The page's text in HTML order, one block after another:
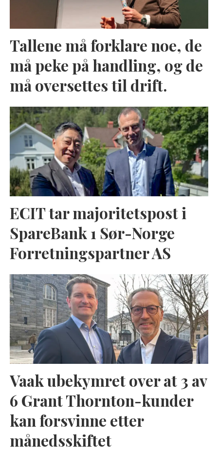
Tallene må forklare noe, de
må peke på handling, og de
må oversettes til drift.
ECIT tar majoritetspost i
SpareBank 1 Sør-Norge
Forretningspartner AS
Vaak ubekymret over at 3 av
6 Grant Thornton-kunder
kan forsvinne etter
månedsskiftet